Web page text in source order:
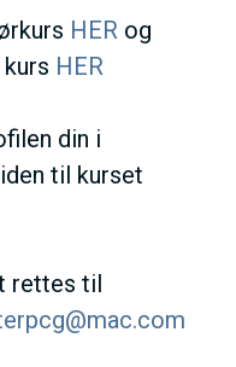
HER og
HER
din i
til kurset
rettes til